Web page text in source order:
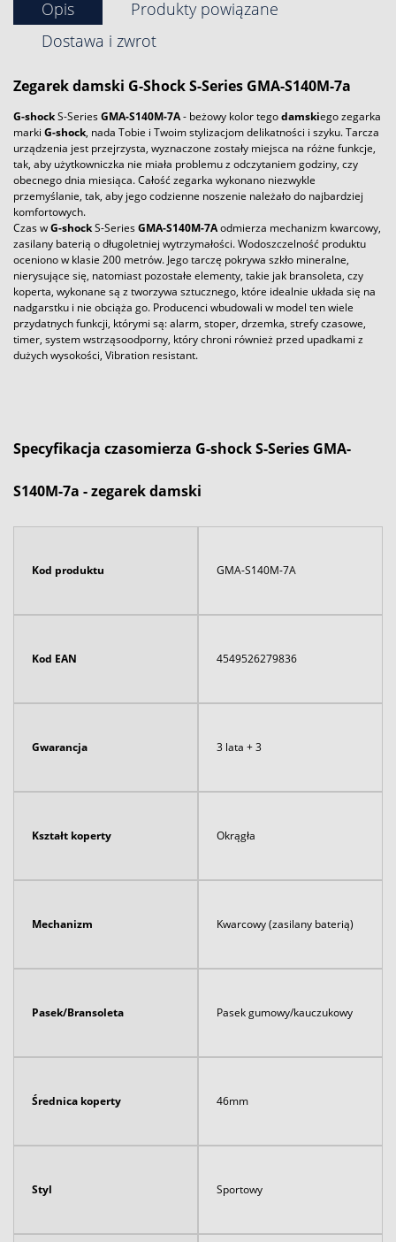
Opis
Produkty powiązane
Dostawa i zwrot
Zegarekdamski G-ShockS-Series GMA-S140M-7a
G-shockS-SeriesGMA-S140M-7A- beżowy kolor tegodamskiego zegarka
marki G-shock, nada Tobie i Twoim stylizacjom delikatności i szyku. Tarcza
urządzenia jest przejrzysta, wyznaczone zostały miejsca na różne funkcje,
tak, aby użytkowniczka nie miała problemu z odczytaniem godziny, czy
obecnego dnia miesiąca. Całość zegarka wykonano niezwykle
przemyślanie, tak, aby jego codzienne noszenie należało do najbardziej
komfortowych.
Czas wG-shockS-SeriesGMA-S140M-7Aodmierza mechanizm kwarcowy,
zasilany baterią o długoletniej wytrzymałości. Wodoszczelność produktu
oceniono w klasie 200 metrów. Jego tarczę pokrywa szkło mineralne,
nierysujące się, natomiast pozostałe elementy, takie jak bransoleta, czy
koperta, wykonane są z tworzywa sztucznego, które idealnie układa się na
nadgarstku i nie obciąża go. Producenci wbudowali w model ten wiele
przydatnych funkcji, którymi są: alarm, stoper, drzemka, strefy czasowe,
timer, system wstrząsoodporny, który chroni również przed upadkami z
dużych wysokości, Vibration resistant.
Specyfikacja czasomierza G-shock S-Series GMA-
S140M-7a - zegarek damski
Kod produktu GMA-S140M-7A
Kod EAN 4549526279836
Gwarancja 3 lata + 3
Kształt koperty Okrągła
Mechanizm Kwarcowy (zasilany baterią)
Pasek/Bransoleta Pasek gumowy/kauczukowy
Średnica koperty 46mm
Styl Sportowy